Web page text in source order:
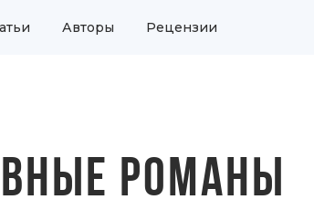
Авторы Рецензии
РОМАНЫ